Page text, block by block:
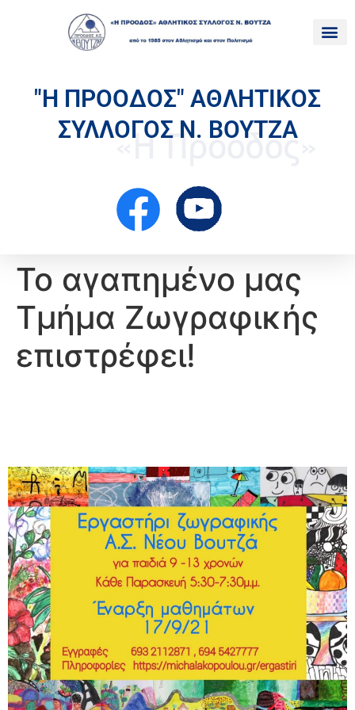
"Η ΠΡΟΟΔΟΣ" ΑΘΛΗΤΙΚΟΣ
ΣΥΛΛΟΓΟΣ Ν. ΒΟΥΤΖΑ
Το αγαπημένο μας
Τμήμα Ζωγραφικής
επιστρέφει!